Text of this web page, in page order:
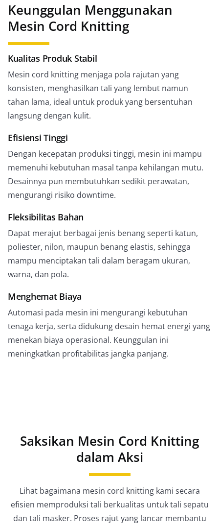
Keunggulan Menggunakan
Mesin Cord Knitting
Kualitas Produk Stabil
Mesin cord knitting menjaga pola rajutan yang
konsisten, menghasilkan tali yang lembut namun
tahan lama, ideal untuk produk yang bersentuhan
langsung dengan kulit.
Efisiensi Tinggi
Dengan kecepatan produksi tinggi, mesin ini mampu
memenuhi kebutuhan masal tanpa kehilangan mutu.
Desainnya pun membutuhkan sedikit perawatan,
mengurangi risiko downtime.
Fleksibilitas Bahan
Dapat merajut berbagai jenis benang seperti katun,
poliester, nilon, maupun benang elastis, sehingga
mampu menciptakan tali dalam beragam ukuran,
warna, dan pola.
Menghemat Biaya
Automasi pada mesin ini mengurangi kebutuhan
tenaga kerja, serta didukung desain hemat energi yang
menekan biaya operasional. Keunggulan ini
meningkatkan profitabilitas jangka panjang.
Saksikan Mesin Cord Knitting
dalam Aksi
Lihat bagaimana mesin cord knitting kami secara
efisien memproduksi tali berkualitas untuk tali sepatu
dan tali masker. Proses rajut yang lancar membantu